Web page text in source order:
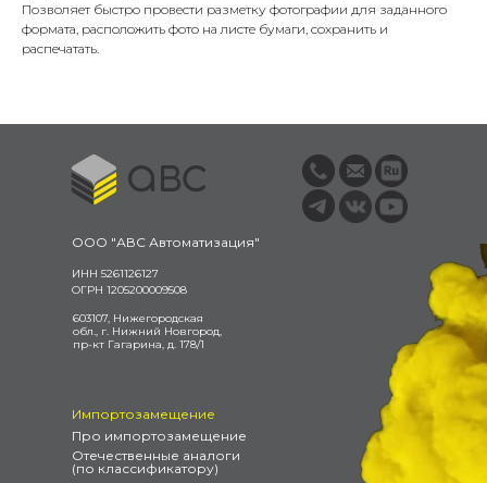
Позволяет быстро провести разметку фотографии для заданного
формата, расположить фото на листе бумаги, сохранить и
распечатать.
ИНН 5261126127
ОГРН 1205200009508
ООО "АВС Автоматизация"
603107, Нижегородская
обл., г. Нижний Новгород,
пр-кт Гагарина, д. 178/1
Про импортозамещение
Импортозамещение
Отечественные аналоги
(по классификатору)